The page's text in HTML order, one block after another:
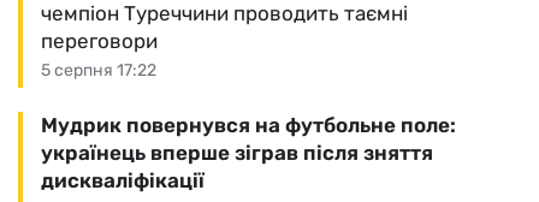
5 серпня 17:22
чемпіон Туреччини проводить таємні
переговори
Мудрик повернувся на футбольне поле:
українець вперше зіграв після зняття
дискваліфікації